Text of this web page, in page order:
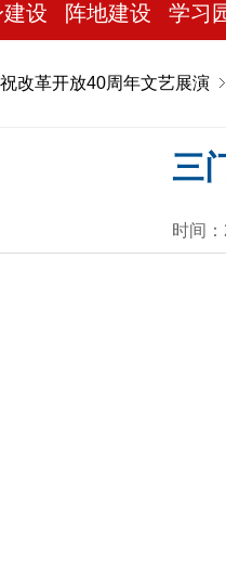
建设 阵地建设 学习
改革开放40周年文艺展演
三
时间